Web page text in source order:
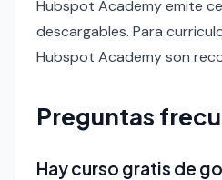
Hubspot Academy emite
descargables. Para
Hubspot Academy son
Preguntas
Hay curso gratis de